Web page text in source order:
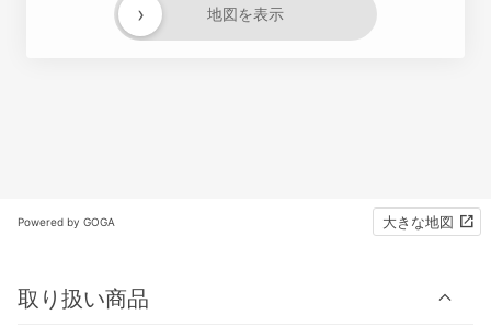
地図を表示
›
Powered by GOGA 大きな地図
取り扱い商品